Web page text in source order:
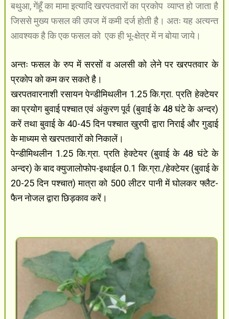
बथुआ, गेंहूँ का मामा इत्यादि खरपतवारों का प्रकोप व्याप्त हो जाता है
जिससे मुख्य फसल की उपज में कमी दर्ज होती है। अतः यह अत्यन्त
आवश्यक है कि एक फसल को एक ही भू-क्षेत्र में न बोया जाये।
अन्तः फसल के रुप में सरसों व अलसी को लेने पर खरपतवार के
प्रकोप को कम कर सकते है।
खरपतवारनाशी रसायन पेन्डीमिथलीन 1.25 कि.ग्रा. प्रति हेक्टेयर
का प्रयोग बुवाई पश्चात एवं अंकुरण पूर्व (बुवाई के 48 घंटे के अन्दर)
करें तथा बुवाई के 40-45 दिन पश्चात खुरपी द्वारा निराई और गुडा़ई
के माध्यम से खरपतवारों को निकालें।
पेन्डीमिथलीन 1.25 कि.ग्रा. प्रति हेक्टेयर (बुवाई के 48 घंटे के
अन्दर) के बाद क्युजालोफोप-इथाईल 0.1 कि.ग्रा./हेक्टेयर (बुवाई के
20-25 दिन पश्चात) मात्रा को 500 लीटर पानी में घोलकर फ्लैट-
फैन नोजल द्वारा छिड़काव करें।